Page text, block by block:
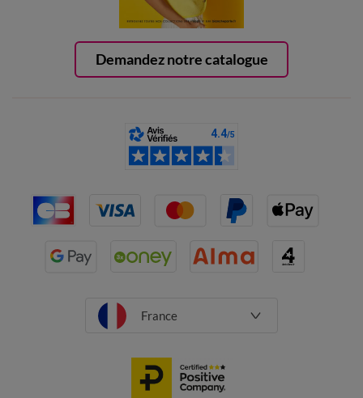
Demandez notre catalogue
France